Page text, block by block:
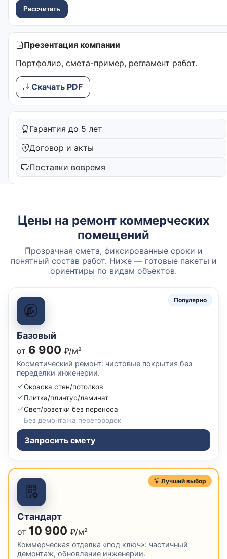
Рассчитать
Презентация компании
Портфолио, смета-пример, регламент работ.
Скачать PDF
Гарантия до 5 лет
Договор и акты
Поставки вовремя
Цены на ремонт коммерческих
помещений
Прозрачная смета, фиксированные сроки и
понятный состав работ. Ниже — готовые пакеты и
ориентиры по видам объектов.
Популярно
Базовый
от 6 900 ₽/м²
Косметический ремонт: чистовые покрытия без
переделки инженерии.
Окраска стен/потолков
Плитка/плинтус/ламинат
Свет/розетки без переноса
Без демонтажа перегородок
Запросить смету
Лучший выбор
Стандарт
от 10 900 ₽/м²
Коммерческая отделка «под ключ»: частичный
демонтаж, обновление инженерии.